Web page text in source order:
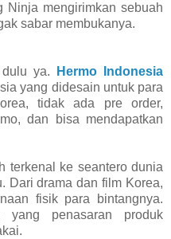
Ninja mengirimkan sebuah
sabar membukanya.
ya.
Hermo Indonesia
yang didesain untuk para
tidak ada pre order,
dan bisa mendapatkan
terkenal ke seantero dunia
Dari drama dan film Korea,
fisik para bintangnya.
yang penasaran produk